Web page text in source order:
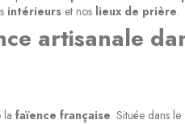
intérieurset nos lieux de prière.
artisanale
la faïence française. Située dans le